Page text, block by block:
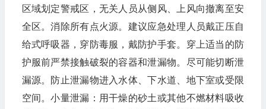
区域划定警戒区，无关人员从侧风、上风向撤离至安
全区。消除所有点火源。建议应急处理人员戴正压自
给式呼吸器，穿防毒服，戴防护手套。穿上适当的防
护服前严禁接触破裂的容器和泄漏物。尽可能切断泄
漏源。防止泄漏物进入水体、下水道、地下室或受限
空间。小量泄漏：用干燥的砂土或其他不燃材料吸收